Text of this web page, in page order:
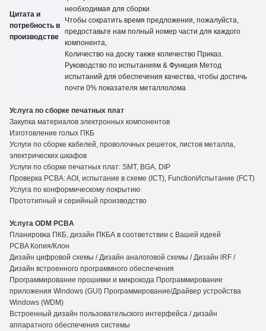
Цитата и
потребность в
производстве
необходимая для сборки
Чтобы сократить время предложения, пожалуйста,
предоставьте нам полный номер части для каждого
компонента,
Количество на доску также количество Приказ.
Руководство по испытаниям & Функция Метод
испытаний для обеспечения качества, чтобы достичь
почти 0% показателя металлолома
Услуга по сборке печатных плат
Закупка материалов электронных компонентов
Изготовление голых ПКБ
Услуги по сборке кабелей, проволочных решеток, листов металла,
электрических шкафов
Услуги по сборке печатных плат: SMT, BGA, DIP
Проверка PCBA: AOI, испытание в схеме (ICT), FunctionИспытание (FCT)
Услуга по конформическому покрытию
Прототипный и серийный производство
Услуга ODM PCBA
Планировка ПКБ, дизайн ПКБА в соответствии с Вашей идеей
PCBA Копия/Клон
Дизайн цифровой схемы / Дизайн аналоговой схемы / Дизайн lRF /
Дизайн встроенного программного обеспечения
Программирование прошивки и микрокода Программирование
приложения Windows (GUI) Программирование/Драйвер устройства
Windows (WDM)
Встроенный дизайн пользовательского интерфейса / дизайн
аппаратного обеспечения системы